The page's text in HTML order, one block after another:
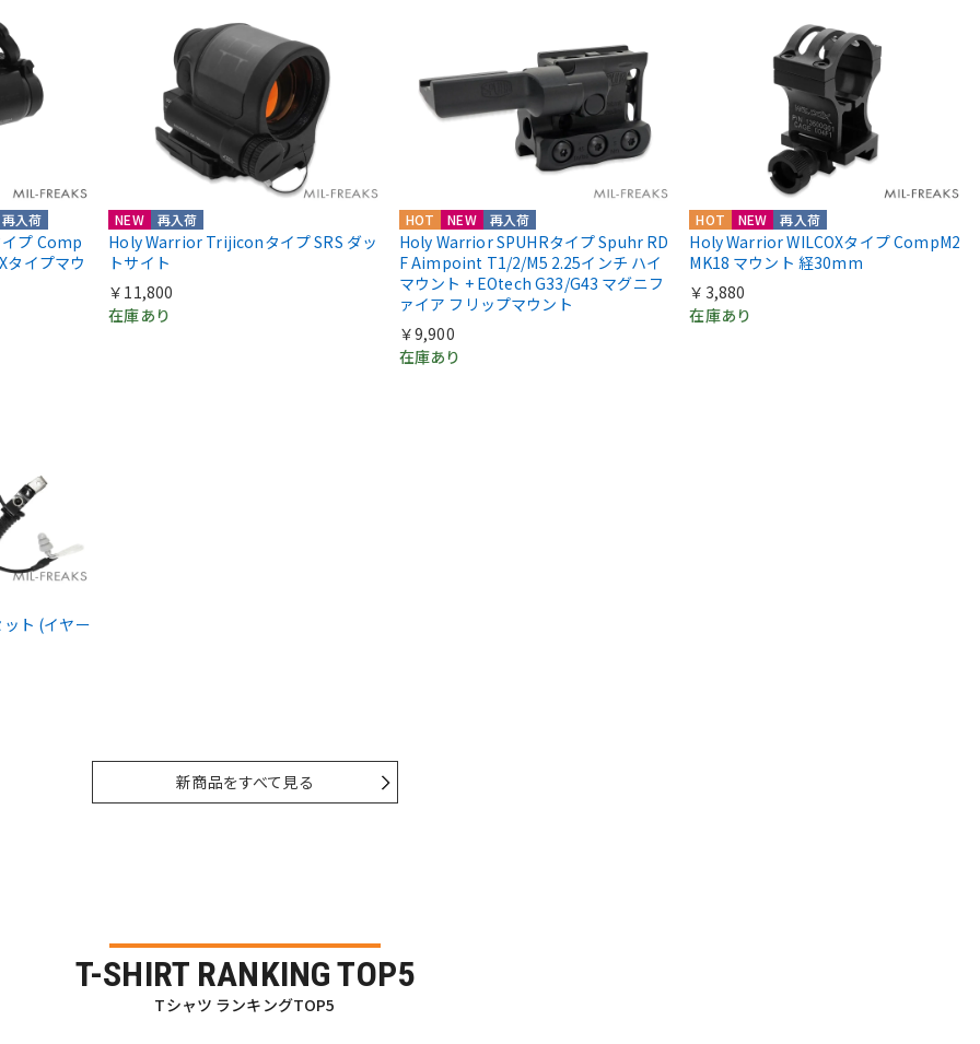
再入荷
プ Comp
タイプマウ
NEW 再入荷
Holy Warrior Trijiconタイプ SRS ダッ
トサイト
￥11,800
在庫あり
HOT NEW 再入荷
Holy Warrior SPUHRタイプ Spuhr RD
F Aimpoint T1/2/M5 2.25インチ ハイ
マウント + EOtech G33/G43 マグニフ
ァイア フリップマウント
￥9,900
在庫あり
HOT NEW 再入荷
Holy Warrior WILCOXタイプ CompM2
MK18 マウント 経30mm
￥3,880
在庫あり
ト (イヤー
新商品をすべて見る
T-SHIRT RANKING TOP5
Tシャツ ランキングTOP5